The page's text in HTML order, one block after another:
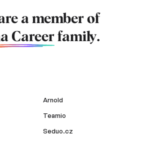
a member of
Career family.
Arnold
Teamio
Seduo.cz